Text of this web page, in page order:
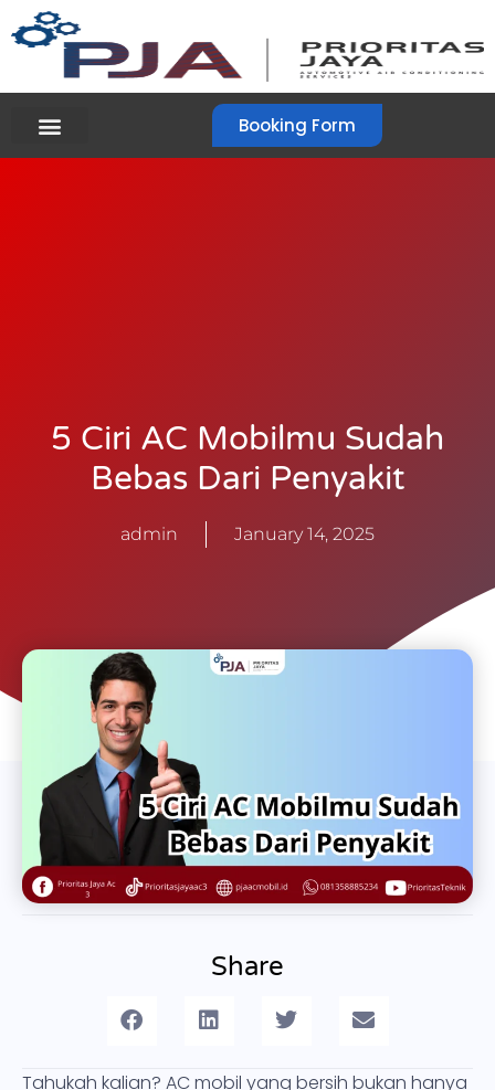
Booking Form
5 Ciri AC Mobilmu Sudah
Bebas Dari Penyakit
admin January 14, 2025
Share
Tahukah kalian? AC mobil yang bersih bukan hanya